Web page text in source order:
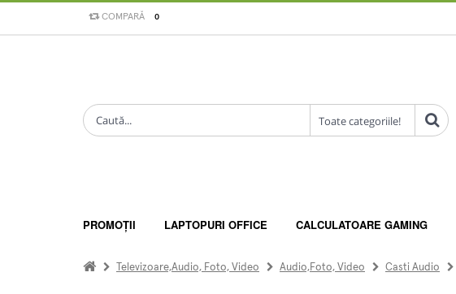
COMPARĂ 0
PROMOȚII LAPTOPURI OFFICE CALCULATOARE GAMING
Televizoare,Audio, Foto, Video Audio,Foto, Video Casti Audio